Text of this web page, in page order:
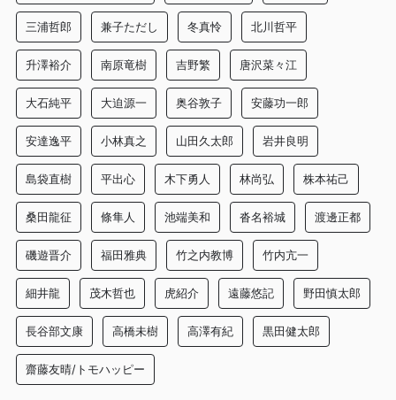
三浦哲郎 兼子ただし 冬真怜 北川哲平
升澤裕介 南原竜樹 吉野繁 唐沢菜々江
大石純平 大迫源一 奥谷敦子 安藤功一郎
安達逸平 小林真之 山田久太郎 岩井良明
島袋直樹 平出心 木下勇人 林尚弘 株本祐己
桑田龍征 條隼人 池端美和 沓名裕城 渡邊正都
磯遊晋介 福田雅典 竹之内教博 竹内亢一
細井龍 茂木哲也 虎紹介 遠藤悠記 野田慎太郎
長谷部文康 高橋未樹 高澤有紀 黒田健太郎
齋藤友晴/トモハッピー